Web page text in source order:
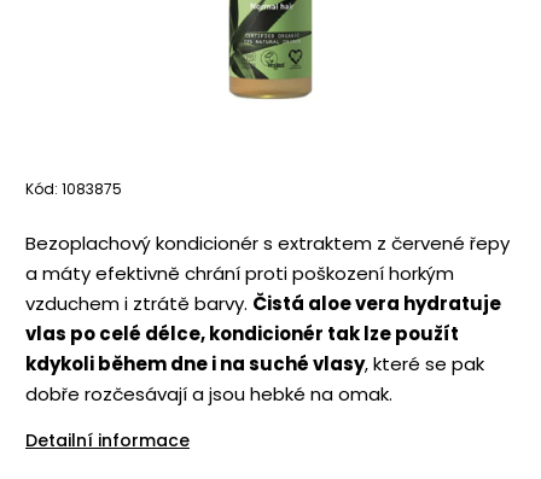
Kód: 1083875
Bezoplachový kondicionér s extraktem z červené řepy
a máty efektivně chrání proti poškození horkým
vzduchem i ztrátě barvy. Čistá aloe vera hydratuje
vlas po celé délce, kondicionér tak lze použít
kdykoli během dne i na suché vlasy, které se pak
dobře rozčesávají a jsou hebké na omak.
Detailní informace